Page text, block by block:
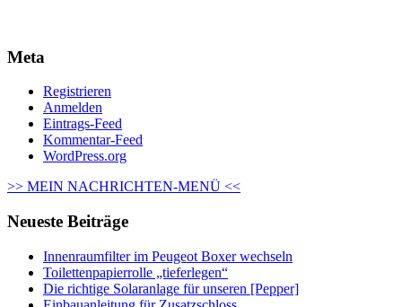
Meta
Registrieren
Anmelden
Eintrags-Feed
Kommentar-Feed
WordPress.org
>> MEIN NACHRICHTEN-MENÜ <<
Neueste Beiträge
Innenraumfilter im Peugeot Boxer wechseln
Toilettenpapierrolle „tieferlegen“
Die richtige Solaranlage für unseren [Pepper]